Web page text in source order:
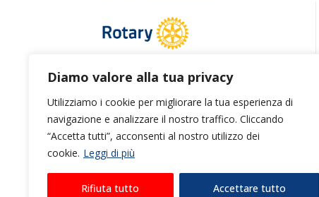
Diamo valore alla tua privacy
Utilizziamo i cookie per migliorare la tua esperienza di
navigazione e analizzare il nostro traffico. Cliccando
“Accetta tutti”, acconsenti al nostro utilizzo dei
cookie. Leggi di più
Rifiuta tutto Accettare tutto